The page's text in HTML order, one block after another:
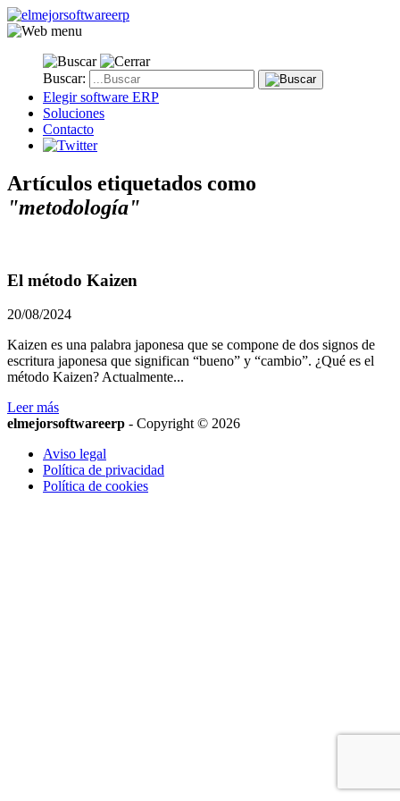
Buscar:
Elegir software ERP
Soluciones
Contacto
Artículos etiquetados como
"metodología"
El método Kaizen
20/08/2024
Kaizen es una palabra japonesa que se compone de dos signos de
escritura japonesa que significan “bueno” y “cambio”. ¿Qué es el
método Kaizen? Actualmente...
Leer más
elmejorsoftwareerp - Copyright © 2026
Aviso legal
Política de privacidad
Política de cookies